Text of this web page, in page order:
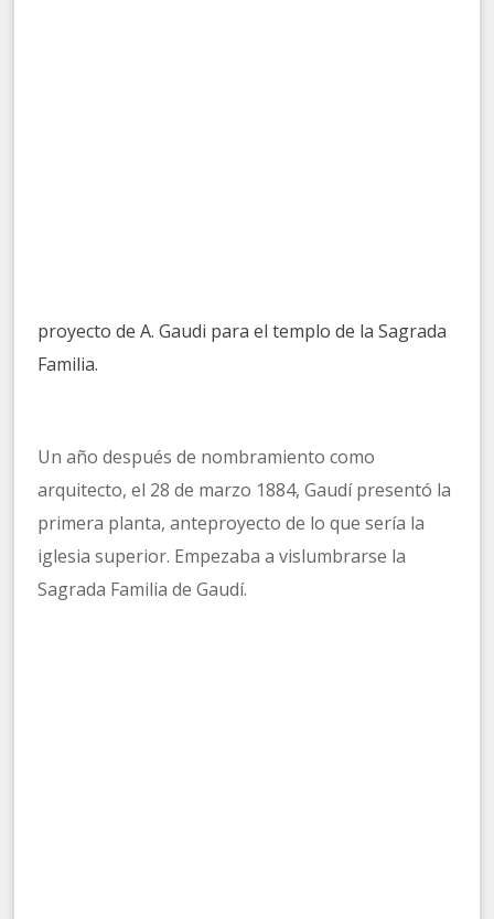
proyecto de A. Gaudi para el templo de la Sagrada
Familia.
Un año después de nombramiento como
arquitecto, el 28 de marzo 1884, Gaudí presentó la
primera planta, anteproyecto de lo que sería la
iglesia superior. Empezaba a vislumbrarse la
Sagrada Familia de Gaudí.